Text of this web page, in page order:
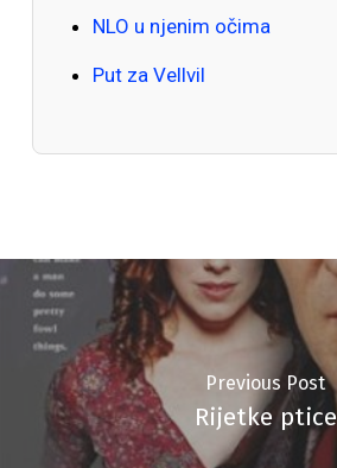
NLO u njenim očima
Put za Vellvil
Previous Post
Rijetke ptice